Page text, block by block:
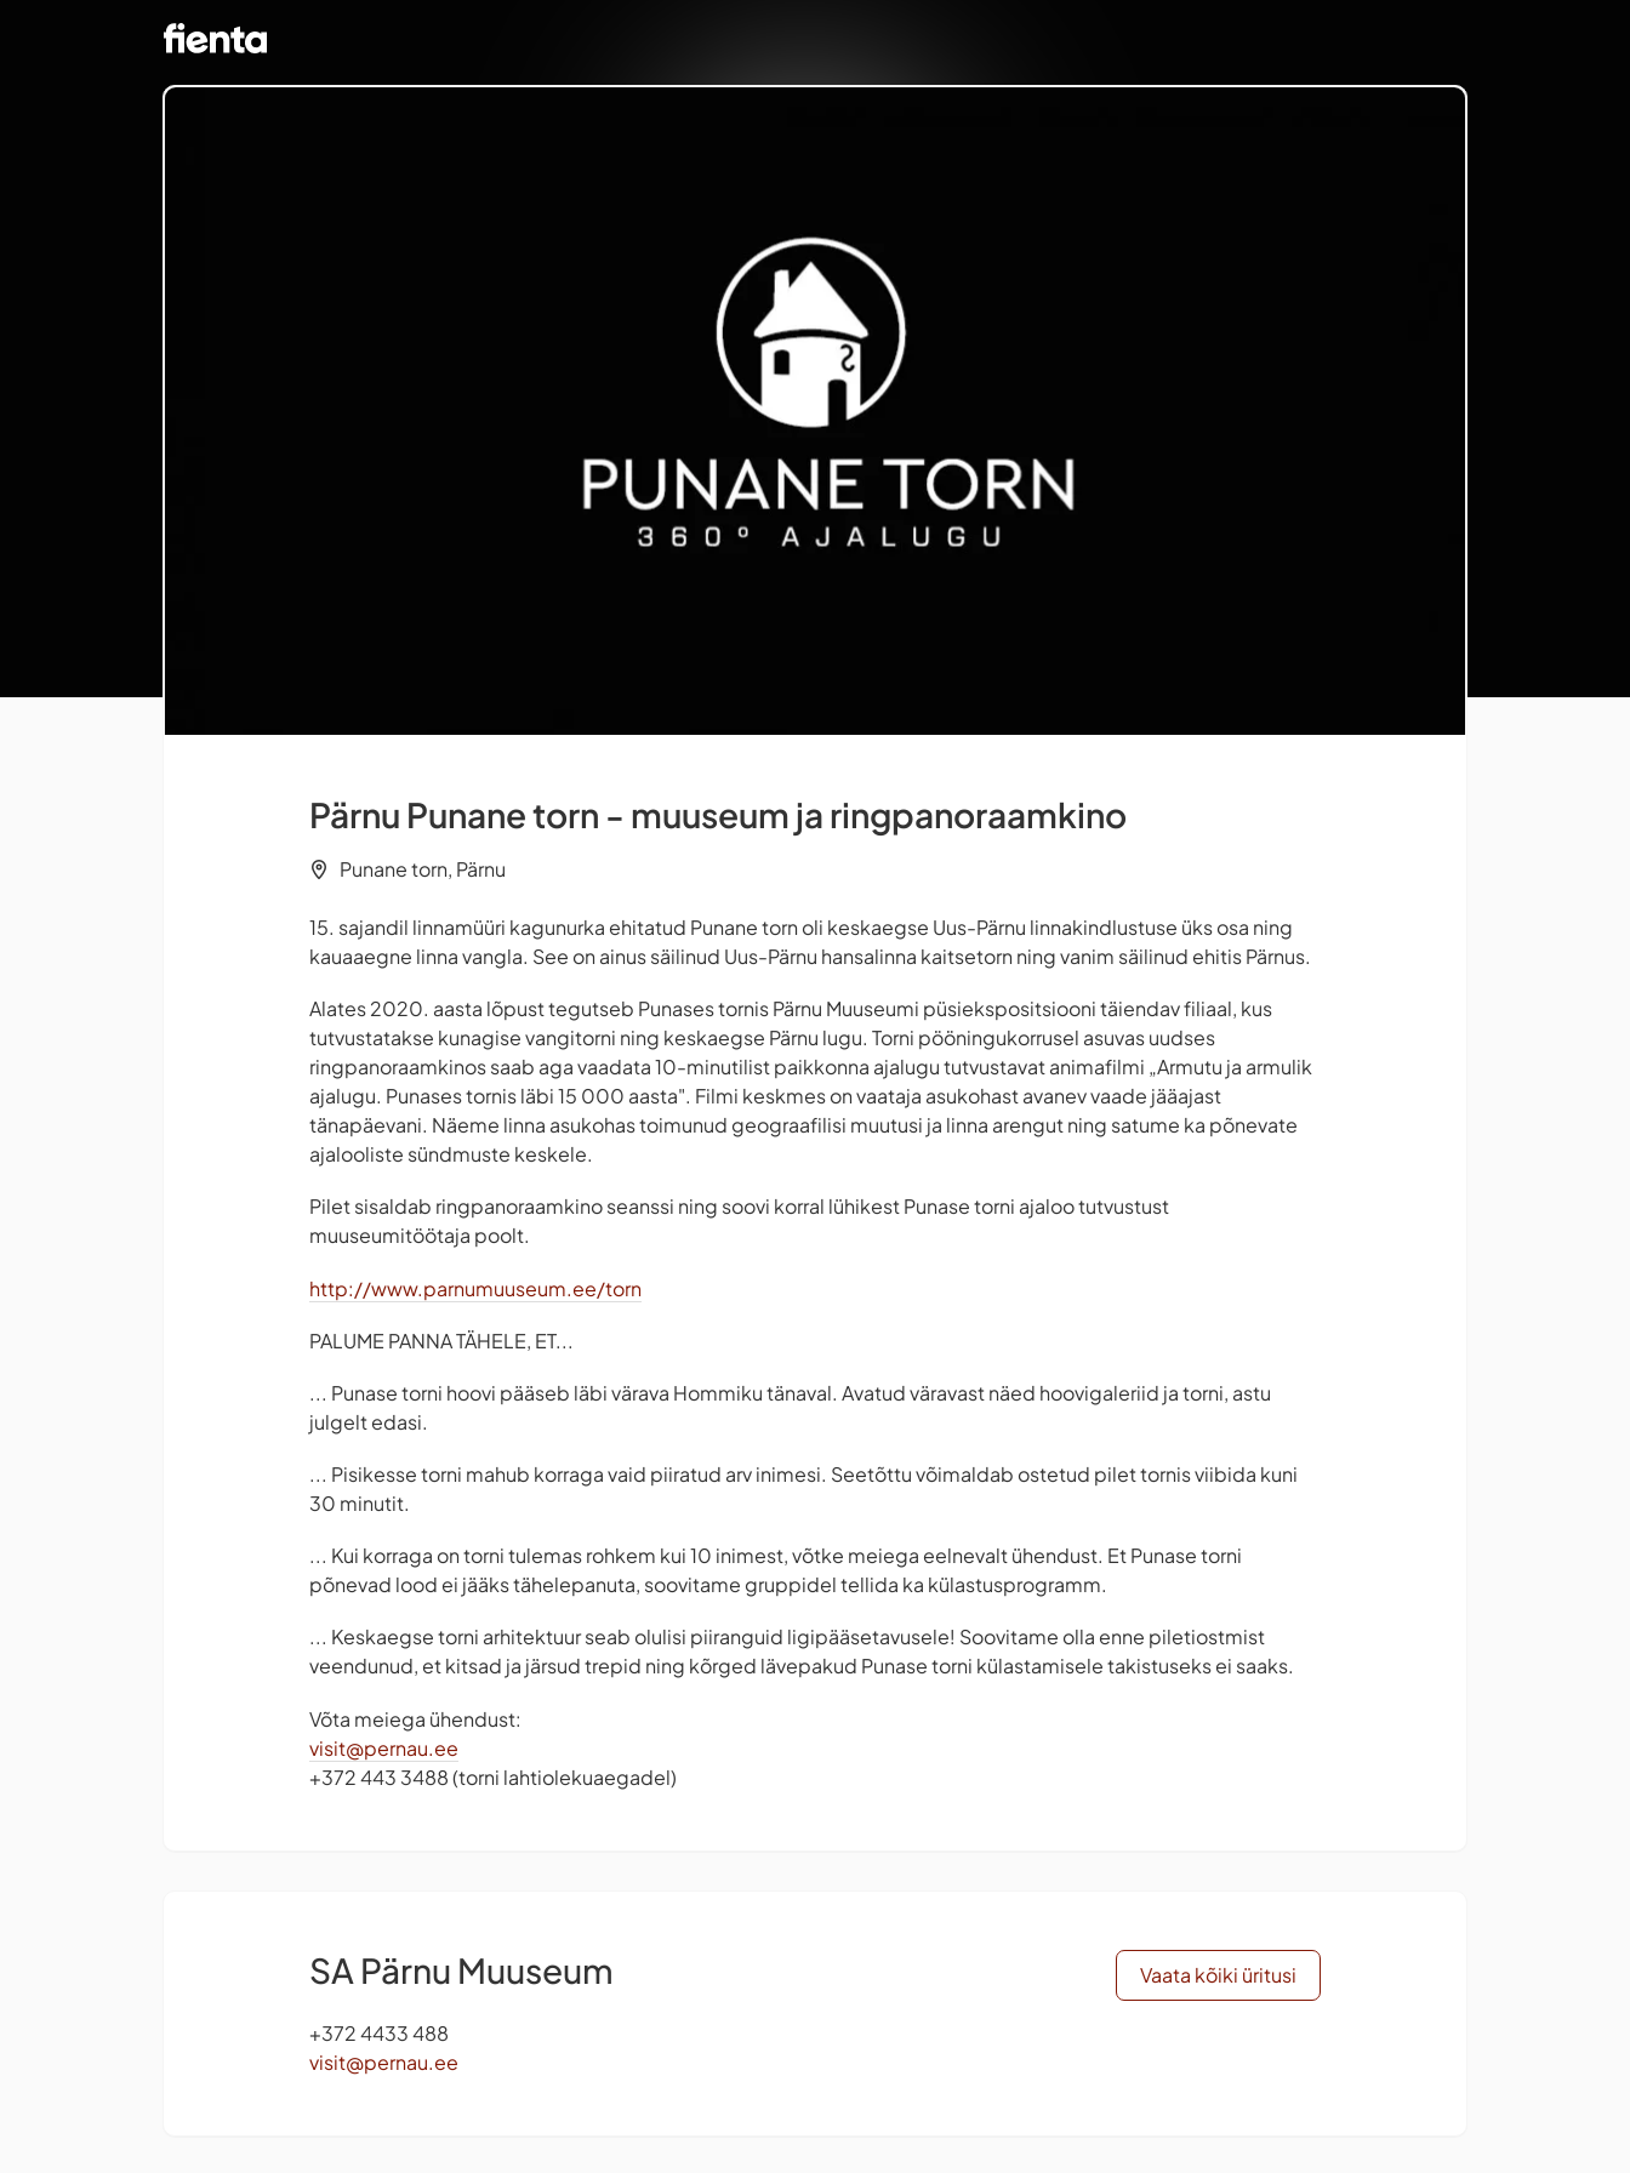
Pärnu Punane torn - muuseum ja ringpanoraamkino
Punane torn, Pärnu
15. sajandil linnamüüri kagunurka ehitatud Punane torn oli keskaegse Uus-Pärnu linnakindlustuse üks osa ning
kauaaegne linna vangla. See on ainus säilinud Uus-Pärnu hansalinna kaitsetorn ning vanim säilinud ehitis Pärnus.
Alates 2020. aasta lõpust tegutseb Punases tornis Pärnu Muuseumi püsiekspositsiooni täiendav filiaal, kus
tutvustatakse kunagise vangitorni ning keskaegse Pärnu lugu. Torni pööningukorrusel asuvas uudses
ringpanoraamkinos saab aga vaadata 10-minutilist paikkonna ajalugu tutvustavat animafilmi „Armutu ja armulik
ajalugu. Punases tornis läbi 15 000 aasta". Filmi keskmes on vaataja asukohast avanev vaade jääajast
tänapäevani. Näeme linna asukohas toimunud geograafilisi muutusi ja linna arengut ning satume ka põnevate
ajalooliste sündmuste keskele.
Pilet sisaldab ringpanoraamkino seanssi ning soovi korral lühikest Punase torni ajaloo tutvustust
muuseumitöötaja poolt.
http://www.parnumuuseum.ee/torn
PALUME PANNA TÄHELE, ET...
... Punase torni hoovi pääseb läbi värava Hommiku tänaval. Avatud väravast näed hoovigaleriid ja torni, astu
julgelt edasi.
... Pisikesse torni mahub korraga vaid piiratud arv inimesi. Seetõttu võimaldab ostetud pilet tornis viibida kuni
30 minutit.
... Kui korraga on torni tulemas rohkem kui 10 inimest, võtke meiega eelnevalt ühendust. Et Punase torni
põnevad lood ei jääks tähelepanuta, soovitame gruppidel tellida ka külastusprogramm.
... Keskaegse torni arhitektuur seab olulisi piiranguid ligipääsetavusele! Soovitame olla enne piletiostmist
veendunud, et kitsad ja järsud trepid ning kõrged lävepakud Punase torni külastamisele takistuseks ei saaks.
Võta meiega ühendust:
visit@pernau.ee
+372 443 3488 (torni lahtiolekuaegadel)
SA Pärnu Muuseum
+372 4433 488
visit@pernau.ee
Vaata kõiki üritusi